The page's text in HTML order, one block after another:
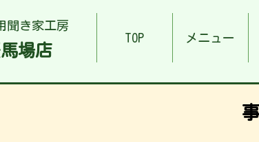
聞き家工房
場店
TOP メニュー